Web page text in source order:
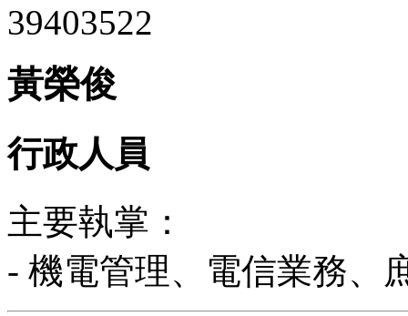
黃榮俊
行政人員
主要執掌：
- 機電管理、電信業務、